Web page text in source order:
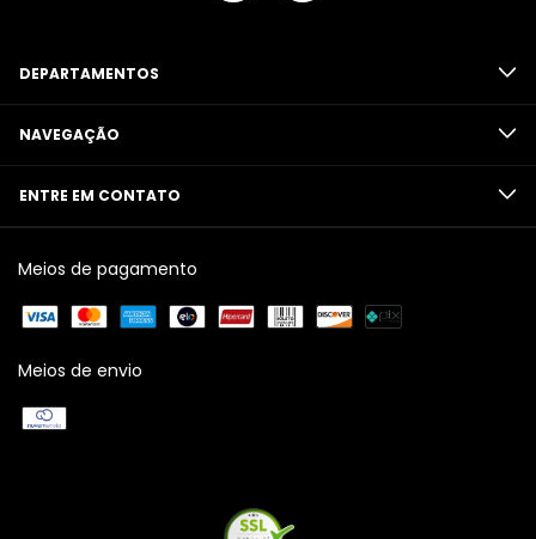
DEPARTAMENTOS
NAVEGAÇÃO
ENTRE EM CONTATO
Meios de pagamento
Meios de envio